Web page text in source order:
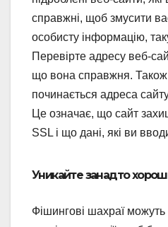
справжні, щоб змусити
особисту інформацію,
Перевірте адресу веб-
що вона справжня. Також
починається адреса сайту
Це означає, що сайт
SSL і що дані, які ви
Уникайте занадто
Фішингові шахраї